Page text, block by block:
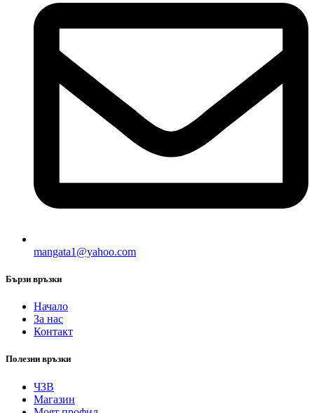
mangata1@yahoo.com
Бързи връзки
Начало
За нас
Контакт
Полезни връзки
ЧЗВ
Магазин